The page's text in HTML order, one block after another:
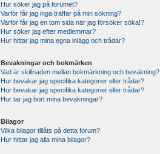
Hur söker jag på forumet?
Varför får jag inga träffar på min sökning?
Varför får jag en tom sida när jag försöker söka!?
Hur söker jag efter medlemmar?
Hur hittar jag mina egna inlägg och trådar?
Bevakningar och bokmärken
Vad är skillnaden mellan bokmärkning och bevakning?
Hur bevakar jag specifika kategorier eller trådar?
Hur bevakar jag specifika kategorier eller trådar?
Hur tar jag bort mina bevakningar?
Bilagor
Vilka bilagor tillåts på detta forum?
Hur hittar jag alla mina bilagor?